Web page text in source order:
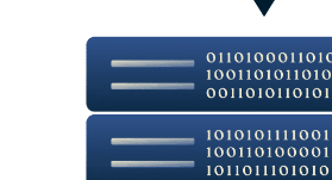
Osnovne ExpressVPN značajke
sigurnost
ExpressVPN značajke za veze